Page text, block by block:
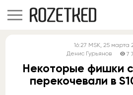
16:27 MSK, 25 марта
Денис Гурьянов
7
Некоторые фишки
перекочевали в